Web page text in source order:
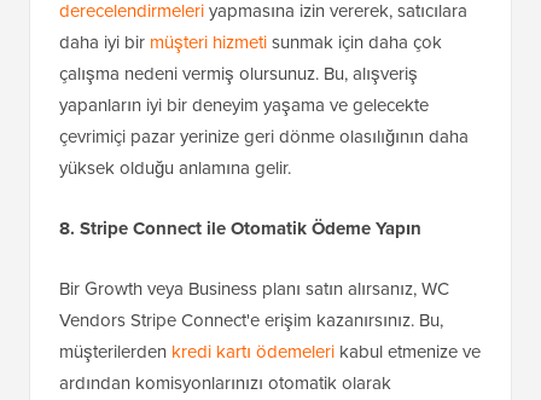
derecelendirmeleriyapmasına izin vererek, satıcılara
daha iyi bir müşteri hizmetisunmak için daha çok
çalışma nedeni vermiş olursunuz. Bu, alışveriş
yapanların iyi bir deneyim yaşama ve gelecekte
çevrimiçi pazar yerinize geri dönme olasılığının daha
yüksek olduğu anlamına gelir.
8. Stripe Connect ile Otomatik Ödeme Yapın
Bir Growth veya Business planı satın alırsanız, WC
Vendors Stripe Connect'e erişim kazanırsınız. Bu,
müşterilerden kredi kartı ödemeleri kabul etmenize ve
ardından komisyonlarınızı otomatik olarak